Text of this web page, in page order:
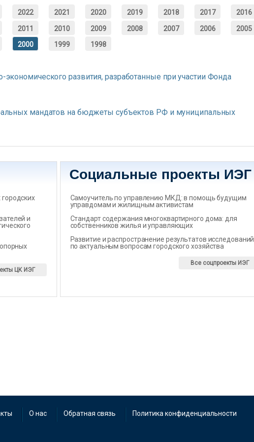
2022 2021 2020 2019 2018 2017 2016
2011 2010 2009 2008 2007 2006 2005
2000 1999 1998
развития, разработанные при участии Фонда
мандатов на бюджеты субъектов РФ и муниципальных
и
ЦК ИЭГ
Социальные проекты ИЭГ
Самоучитель по управлению МКД: в помощь будущим
управдомам и жилищным активистам
Стандарт содержания многоквартирного дома: для
собственников жилья и управляющих
Развитие и распространение результатов исследований
по актуальным вопросам городского хозяйства
Все соцпроекты ИЭГ
О нас Обратная связь Политика конфиденциальности